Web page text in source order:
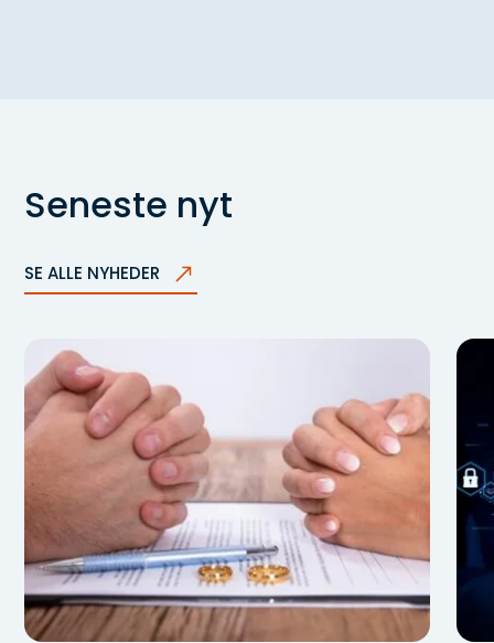
Seneste nyt
SE ALLE NYHEDER